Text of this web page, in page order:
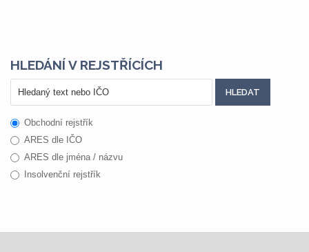
HLEDÁNÍ V REJSTŘÍCÍCH
Obchodní rejstřík
ARES dle IČO
ARES dle jména / názvu
Insolvenční rejstřík